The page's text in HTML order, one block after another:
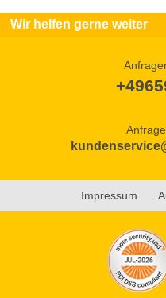
Wir helfen gerne weiter
Impressum